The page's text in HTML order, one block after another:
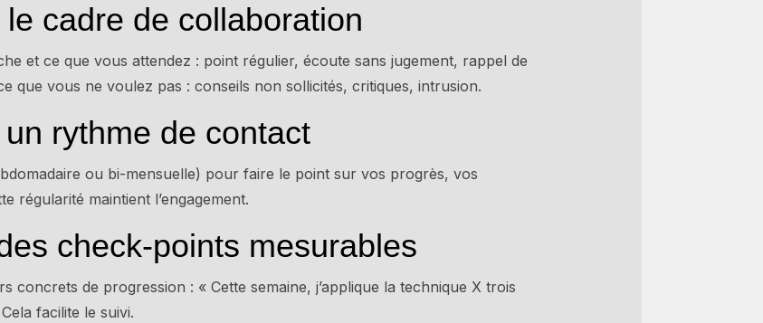
cadre de collaboration
et ce que vous attendez : point régulier, écoute sans jugement, rappel de
que vous ne voulez pas : conseils non sollicités, critiques, intrusion.
rythme de contact
ou bi-mensuelle) pour faire le point sur vos progrès, vos
régularité maintient l’engagement.
check-points mesurables
concrets de progression : « Cette semaine, j’applique la technique X trois
facilite le suivi.